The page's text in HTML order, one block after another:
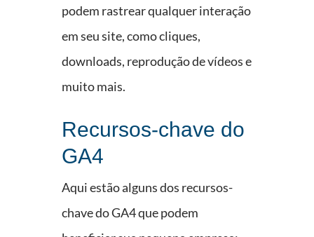
podem rastrear qualquer interação
em seu site, como cliques,
downloads, reprodução de vídeos e
muito mais.
Recursos-chave do
GA4
Aqui estão alguns dos recursos-
chave do GA4 que podem